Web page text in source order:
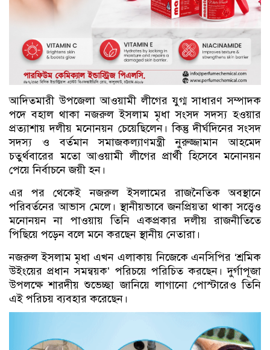
আদিতমারী উপজেলা আওয়ামী লীগের যুগ্ম সাধারণ সম্পাদক
পদে বহাল থাকা নজরুল ইসলাম মৃধা সংসদ সদস্য হওয়ার
প্রত্যাশায় দলীয় মনোনয়ন চেয়েছিলেন। কিন্তু দীর্ঘদিনের সংসদ
সদস্য ও বর্তমান সমাজকল্যাণমন্ত্রী নুরুজ্জামান আহমেদ
চতুর্থবারের মতো আওয়ামী লীগের প্রার্থী হিসেবে মনোনয়ন
পেয়ে নির্বাচনে জয়ী হন।
এর পর থেকেই নজরুল ইসলামের রাজনৈতিক অবস্থানে
পরিবর্তনের আভাস মেলে। স্থানীয়ভাবে জনপ্রিয়তা থাকা সত্ত্বেও
মনোনয়ন না পাওয়ায় তিনি একপ্রকার দলীয় রাজনীতিতে
পিছিয়ে পড়েন বলে মনে করছেন স্থানীয় নেতারা।
নজরুল ইসলাম মৃধা এখন এলাকায় নিজেকে এনসিপির ‘শ্রমিক
উইংয়ের প্রধান সমন্বয়ক’ পরিচয়ে পরিচিত করছেন। দুর্গাপূজা
উপলক্ষে শারদীয় শুভেচ্ছা জানিয়ে লাগানো পোস্টারেও তিনি
এই পরিচয় ব্যবহার করেছেন।